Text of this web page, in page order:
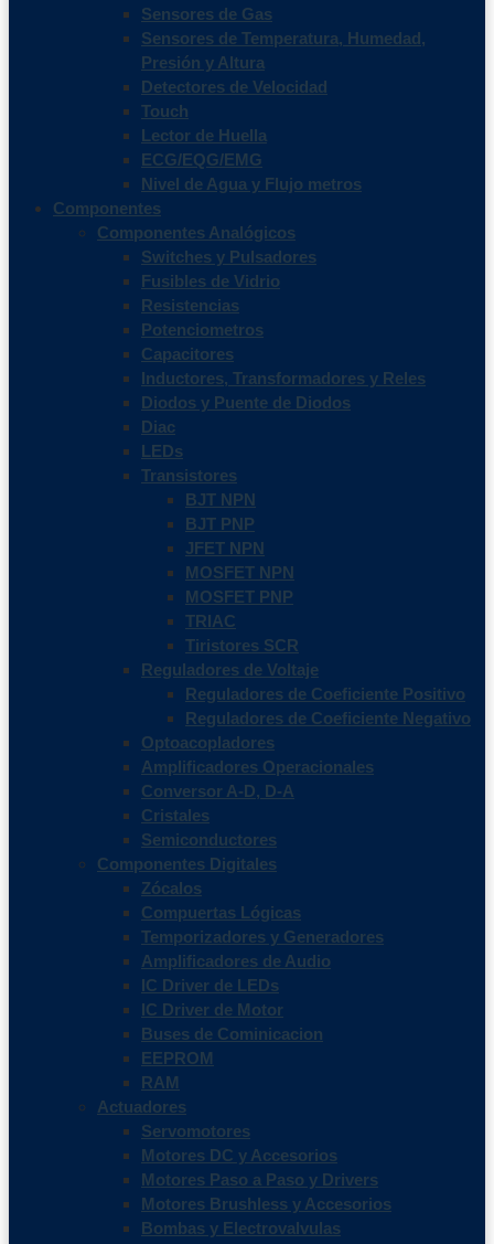
Sensores de Gas
Sensores de Temperatura, Humedad,
Presión y Altura
Detectores de Velocidad
Touch
Lector de Huella
ECG/EQG/EMG
Nivel de Agua y Flujo metros
Componentes
Componentes Analógicos
Switches y Pulsadores
Fusibles de Vidrio
Resistencias
Potenciometros
Capacitores
Inductores, Transformadores y Reles
Diodos y Puente de Diodos
Diac
LEDs
Transistores
BJT NPN
BJT PNP
JFET NPN
MOSFET NPN
MOSFET PNP
TRIAC
Tiristores SCR
Reguladores de Voltaje
Reguladores de Coeficiente Positivo
Reguladores de Coeficiente Negativo
Optoacopladores
Amplificadores Operacionales
Conversor A-D, D-A
Cristales
Semiconductores
Componentes Digitales
Zócalos
Compuertas Lógicas
Temporizadores y Generadores
Amplificadores de Audio
IC Driver de LEDs
IC Driver de Motor
Buses de Cominicacion
EEPROM
RAM
Actuadores
Servomotores
Motores DC y Accesorios
Motores Paso a Paso y Drivers
Motores Brushless y Accesorios
Bombas y Electrovalvulas